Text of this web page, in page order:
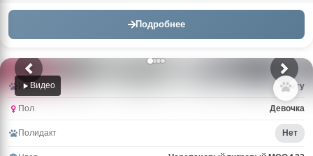
Подробнее
Видео
Имя Uorry
Пол Девочка
Полидакт Нет